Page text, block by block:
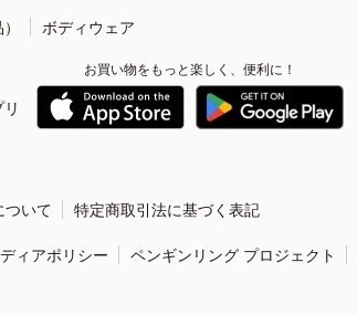
ボディウェア
お買い物をもっと楽しく、便利に！
ついて 特定商取引法に基づく表記
ィアポリシー ペンギンリング プロジェクト